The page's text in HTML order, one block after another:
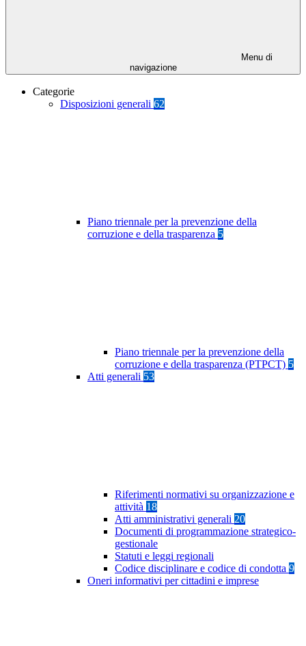
Menu di
navigazione
Categorie
Disposizioni generali 62
Piano triennale per la prevenzione della
corruzione e della trasparenza 5
Piano triennale per la prevenzione della
corruzione e della trasparenza (PTPCT) 5
Atti generali 53
Riferimenti normativi su organizzazione e
attività 18
Atti amministrativi generali 20
Documenti di programmazione strategico-
gestionale
Statuti e leggi regionali
Codice disciplinare e codice di condotta 9
Oneri informativi per cittadini e imprese